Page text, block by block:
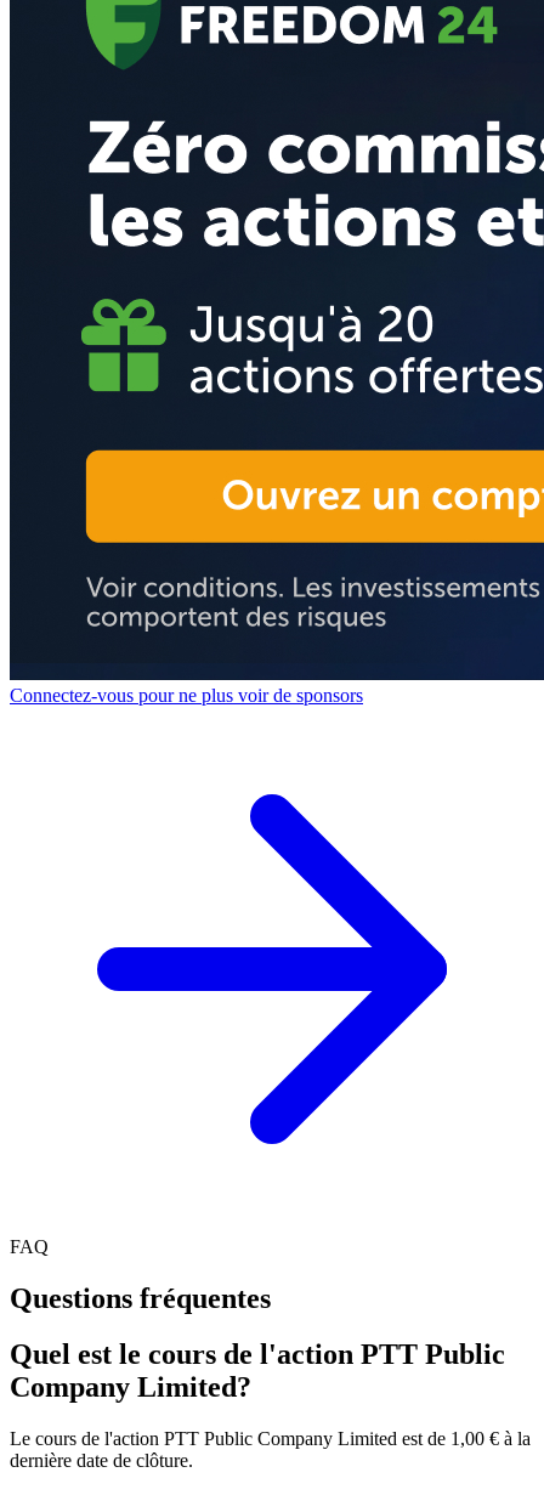
Connectez-vous pour ne plus voir de sponsors
FAQ
Questions fréquentes
Quel est le cours de l'action PTT Public
Company Limited?
Le cours de l'action PTT Public Company Limited est de 1,00 € à la
dernière date de clôture.